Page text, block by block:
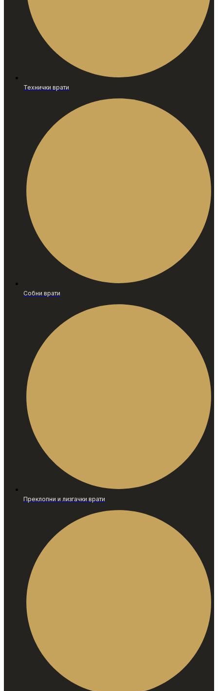
Технички врати
Собни врати
Преклопни и лизгачки врати